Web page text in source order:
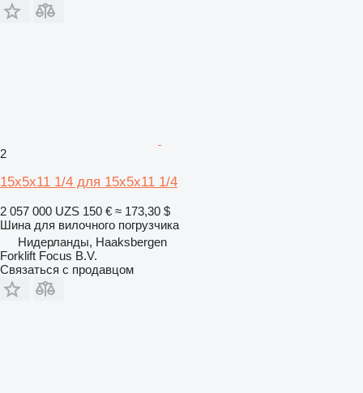
2
15x5x11 1/4 для 15x5x11 1/4
2 057 000 UZS 150 € ≈ 173,30 $
Шина для вилочного погрузчика
Нидерланды, Haaksbergen
Forklift Focus B.V.
Связаться с продавцом